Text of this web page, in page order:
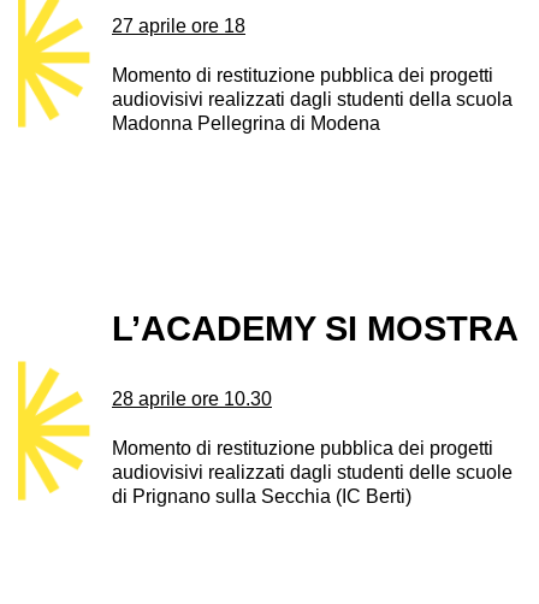
27 aprile ore 18
Momento di restituzione pubblica dei progetti
audiovisivi realizzati dagli studenti della scuola
Madonna Pellegrina di Modena
L’ACADEMY SI MOSTRA
28 aprile ore 10.30
Momento di restituzione pubblica dei progetti
audiovisivi realizzati dagli studenti delle scuole
di Prignano sulla Secchia (IC Berti)